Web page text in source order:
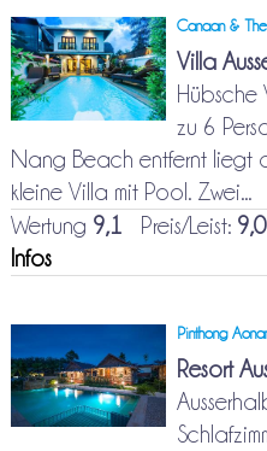
Canaan &
Villa
Hübsche
zu 6
Nang Beach entfernt liegt
kleine Villa mit Pool. Zwei...
Wertung 9,1 Preis/Leist: 9,0
Infos
Pinthong
Resort